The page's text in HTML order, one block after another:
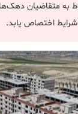
متقاضیان دهک‌های
شرایط اختصاص یابد.